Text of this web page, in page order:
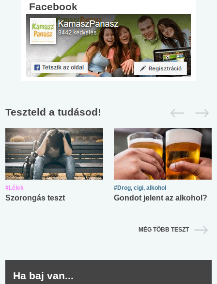
Facebook
Teszteld a tudásod!
#Lélek
Szorongás teszt
#Drog, cigi, alkohol
Gondot jelent az alkohol?
MÉG TÖBB TESZT
Ha baj van...